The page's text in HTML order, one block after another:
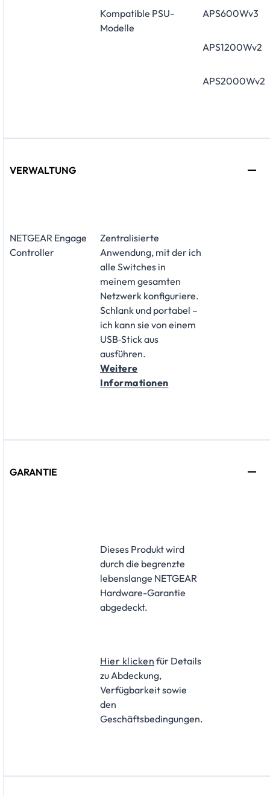
Kompatible PSU-
Modelle
APS600Wv3
APS1200Wv2
APS2000Wv2
VERWALTUNG
NETGEAR Engage
Controller
Zentralisierte
Anwendung, mit der ich
alle Switches in
meinem gesamten
Netzwerk konfiguriere.
Schlank und portabel –
ich kann sie von einem
USB‑Stick aus
ausführen.
Weitere
Informationen
GARANTIE
​Dieses Produkt wird
durch die begrenzte
lebenslange NETGEAR
Hardware-Garantie
abgedeckt.
Hier klicken für Details
zu Abdeckung,
Verfügbarkeit sowie
den
Geschäftsbedingungen.